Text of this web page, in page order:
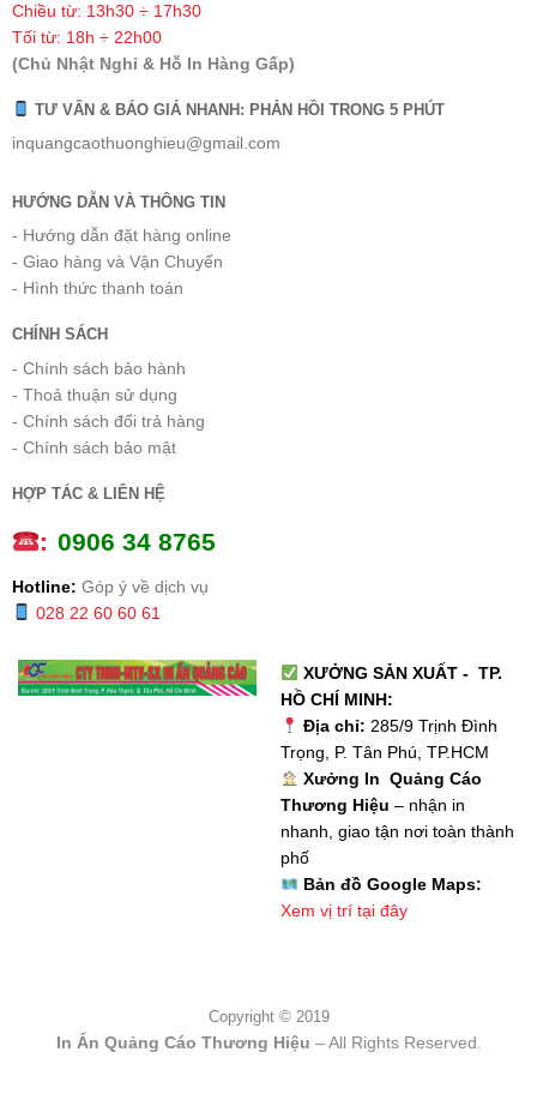
Chiều từ: 13h30 ÷ 17h30
Tối từ: 18h ÷ 22h00
(Chủ Nhật Nghỉ & Hỗ In Hàng Gấp)
TƯ VẤN & BÁO GIÁ NHANH: PHẢN HỒI TRONG 5 PHÚT
inquangcaothuonghieu@gmail.com
HƯỚNG DẪN VÀ THÔNG TIN
- Hướng dẫn đặt hàng online
- Giao hàng và Vận Chuyển
- Hình thức thanh toán
CHÍNH SÁCH
- Chính sách bảo hành
- Thoả thuận sử dụng
- Chính sách đổi trả hàng
- Chính sách bảo mật
HỢP TÁC & LIÊN HỆ
: 0906 34 8765
Hotline: Góp ý về dịch vụ
028 22 60 60 61
XƯỞNG SẢN XUẤT - TP.
HỒ CHÍ MINH:
Địa chỉ: 285/9 Trịnh Đình
Trọng, P. Tân Phú, TP.HCM
Xưởng In Quảng Cáo
Thương Hiệu – nhận in
nhanh, giao tận nơi toàn thành
phố
Bản đồ Google Maps:
Xem vị trí tại đây
Copyright © 2019
In Ấn Quảng Cáo Thương Hiệu – All Rights Reserved.